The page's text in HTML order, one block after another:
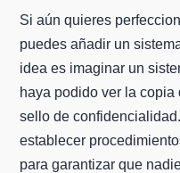
Si aún quieres
puedes añadir un
idea es imaginar un
haya podido ver la copia
sello de
establecer
para garantizar que